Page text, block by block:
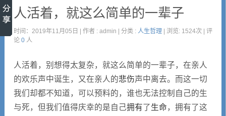
友情文章
经典文章
人生哲理
人活着，就这么简单的一辈子
时间：2019年11月05日 | 作者 : admin | 分类 : 人生哲理| 浏览: 1524次 | 评
论 0人
人活着，别想得太复杂，就这么简单的一辈子，在亲人
的欢乐声中诞生，又在亲人的悲伤声中离去。而这一切
我们却都不知道，可以预料的，谁也无法控制自己的生
与死，但我们值得庆幸的是自己拥有了生命，拥有了这